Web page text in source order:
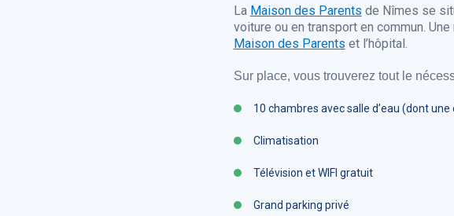
La Maison des Parents de Nîmes se
voiture ou en transport en commun.
Maison des Parents et l’hôpital.
Sur place, vous trouverez tout le
10 chambres avec salle d’eau (dont
Climatisation
Télévision et WIFI gratuit
Grand parking privé